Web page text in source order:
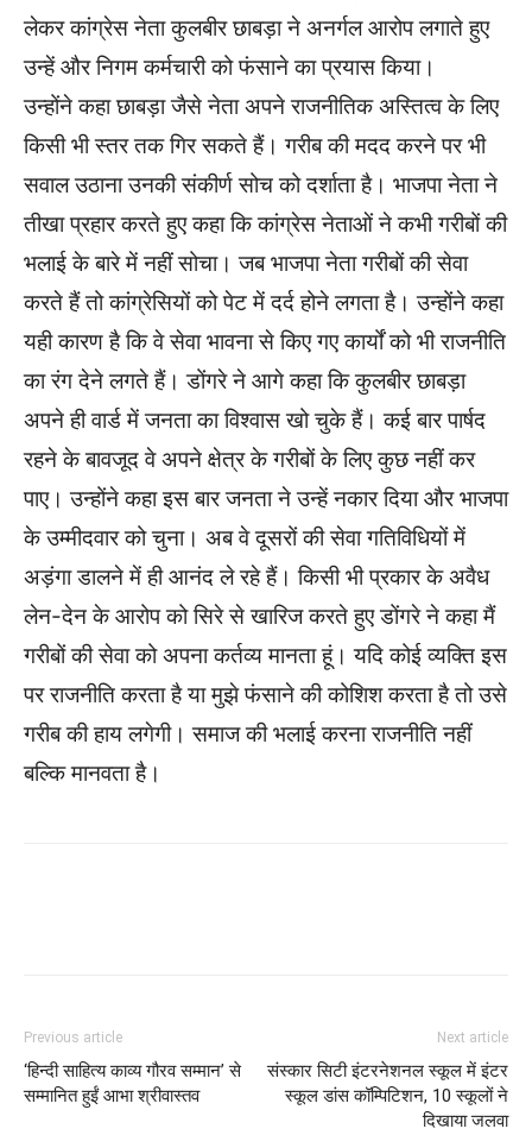
लेकर कांग्रेस नेता कुलबीर छाबड़ा ने अनर्गल आरोप लगाते हुए
उन्हें और निगम कर्मचारी को फंसाने का प्रयास किया।
उन्होंने कहा छाबड़ा जैसे नेता अपने राजनीतिक अस्तित्व के लिए
किसी भी स्तर तक गिर सकते हैं। गरीब की मदद करने पर भी
सवाल उठाना उनकी संकीर्ण सोच को दर्शाता है। भाजपा नेता ने
तीखा प्रहार करते हुए कहा कि कांग्रेस नेताओं ने कभी गरीबों की
भलाई के बारे में नहीं सोचा। जब भाजपा नेता गरीबों की सेवा
करते हैं तो कांग्रेसियों को पेट में दर्द होने लगता है। उन्होंने कहा
यही कारण है कि वे सेवा भावना से किए गए कार्यों को भी राजनीति
का रंग देने लगते हैं। डोंगरे ने आगे कहा कि कुलबीर छाबड़ा
अपने ही वार्ड में जनता का विश्वास खो चुके हैं। कई बार पार्षद
रहने के बावजूद वे अपने क्षेत्र के गरीबों के लिए कुछ नहीं कर
पाए। उन्होंने कहा इस बार जनता ने उन्हें नकार दिया और भाजपा
के उम्मीदवार को चुना। अब वे दूसरों की सेवा गतिविधियों में
अड़ंगा डालने में ही आनंद ले रहे हैं। किसी भी प्रकार के अवैध
लेन-देन के आरोप को सिरे से खारिज करते हुए डोंगरे ने कहा मैं
गरीबों की सेवा को अपना कर्तव्य मानता हूं। यदि कोई व्यक्ति इस
पर राजनीति करता है या मुझे फंसाने की कोशिश करता है तो उसे
गरीब की हाय लगेगी। समाज की भलाई करना राजनीति नहीं
बल्कि मानवता है।
Previous article
‘हिन्दी साहित्य काव्य गौरव सम्मान’ से
सम्मानित हुईं आभा श्रीवास्तव
Next article
संस्कार सिटी इंटरनेशनल स्कूल में इंटर
स्कूल डांस कॉम्पिटिशन, 10 स्कूलों ने
दिखाया जलवा